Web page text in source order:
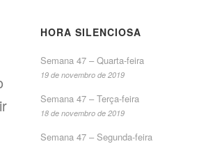
HORA SILENCIOSA
Semana 47 – Quarta-feira
19 de novembro de 2019
Semana 47 – Terça-feira
18 de novembro de 2019
Semana 47 – Segunda-feira